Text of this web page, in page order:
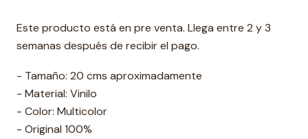
Este producto está en pre venta. Llega entre 2 y 3
semanas después de recibir el pago.
- Tamaño: 20 cms aproximadamente
- Material: Vinilo
- Color: Multicolor
- Original 100%